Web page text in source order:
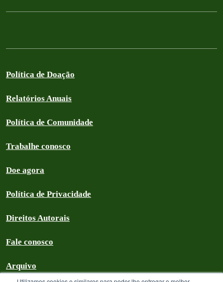
Política de Doação
Relatórios Anuais
Política de Comunidade
Trabalhe conosco
Doe agora
Política de Privacidade
Direitos Autorais
Fale conosco
Arquivo